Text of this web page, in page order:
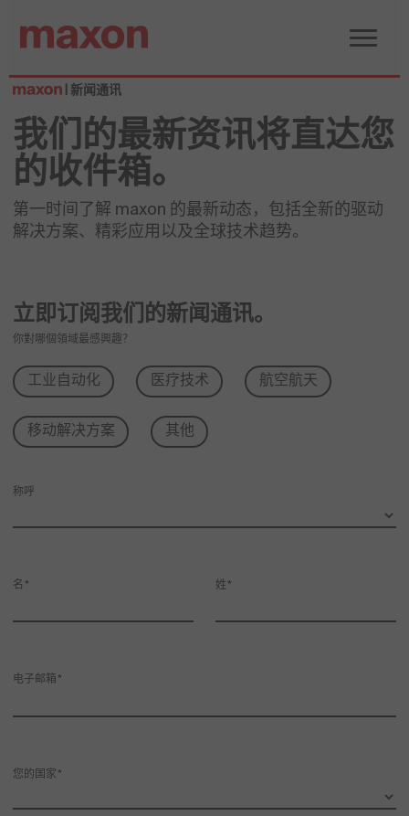
| 新闻通讯
我们的最新资讯将直达您
的收件箱。
第一时间了解 maxon 的最新动态，包括全新的驱动
解决方案、精彩应用以及全球技术趋势。
立即订阅我们的新闻通讯。
你對哪個領域最感興趣？
工业自动化 医疗技术 航空航天
移动解决方案 其他
称呼
名 姓
电子邮箱
您的国家